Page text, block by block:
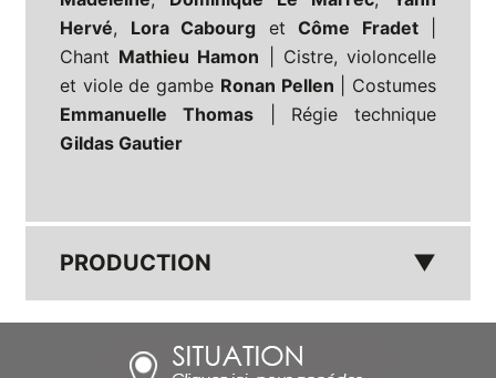
Hervé, Lora Cabourg et Côme Fradet|
Chant Mathieu Hamon | Cistre, violoncelle
et viole de gambe Ronan Pellen | Costumes
Emmanuelle Thomas| Régie technique
Gildas Gautier
PRODUCTION ▼